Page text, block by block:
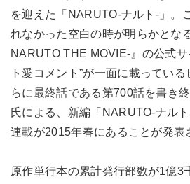
を迎えた「NARUTO-ナルト-」。
れなかった空白の時が明らかとな
NARUTO THE MOVIE-』の公式
ト愛コメント”が一面に載ってい
らに最終話である第700話を書き
氏による、新編「NARUTO-ナル
連載が2015年春にあることが発表
原作単行本の累計発行部数が1億3